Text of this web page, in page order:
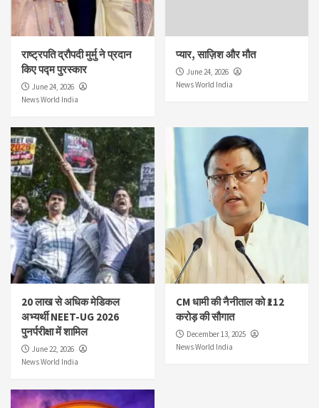
राष्ट्रपति द्रौपदी मुर्मु ने प्रदान
किए पद्म पुरस्कार
June 24, 2026
News World India
प्यार, साज़िश और मौत
June 24, 2026
News World India
20 लाख से अधिक मेडिकल
अभ्यर्थी NEET-UG 2026
पुनर्परीक्षा में शामिल
June 22, 2026
News World India
CM धामी की नैनीताल को ₹112
करोड़ की सौगात
December 13, 2025
News World India